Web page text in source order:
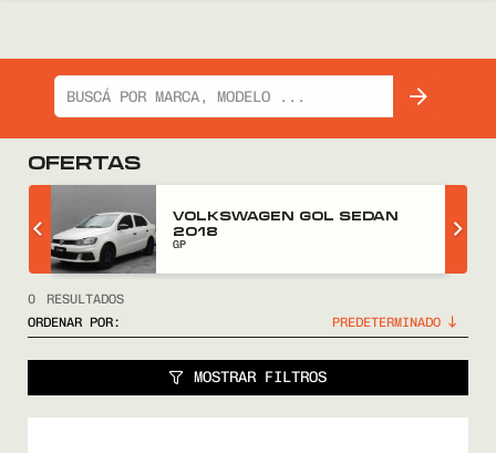
OFERTAS
VOLKSWAGEN GOL SEDAN
2018
GP
0
RESULTADOS
ORDENAR POR:
MOSTRAR FILTROS